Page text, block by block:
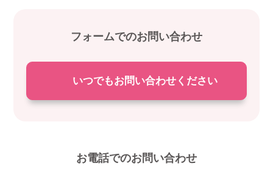
フォームでのお問い合わせ
いつでもお問い合わせください
お電話でのお問い合わせ